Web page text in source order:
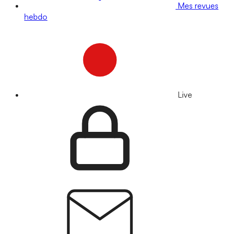
Mes revues
hebdo
Live